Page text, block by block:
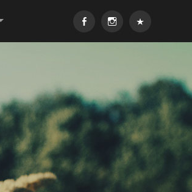
FacebookInstagram
mail